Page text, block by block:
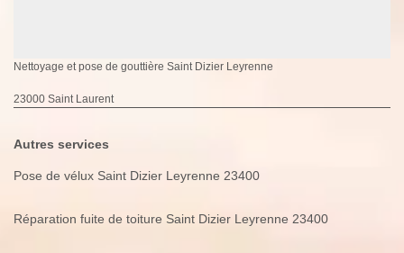
Nettoyage et pose de gouttière Saint Dizier Leyrenne
23000 Saint Laurent
Autres services
Pose de vélux Saint Dizier Leyrenne 23400
Réparation fuite de toiture Saint Dizier Leyrenne 23400